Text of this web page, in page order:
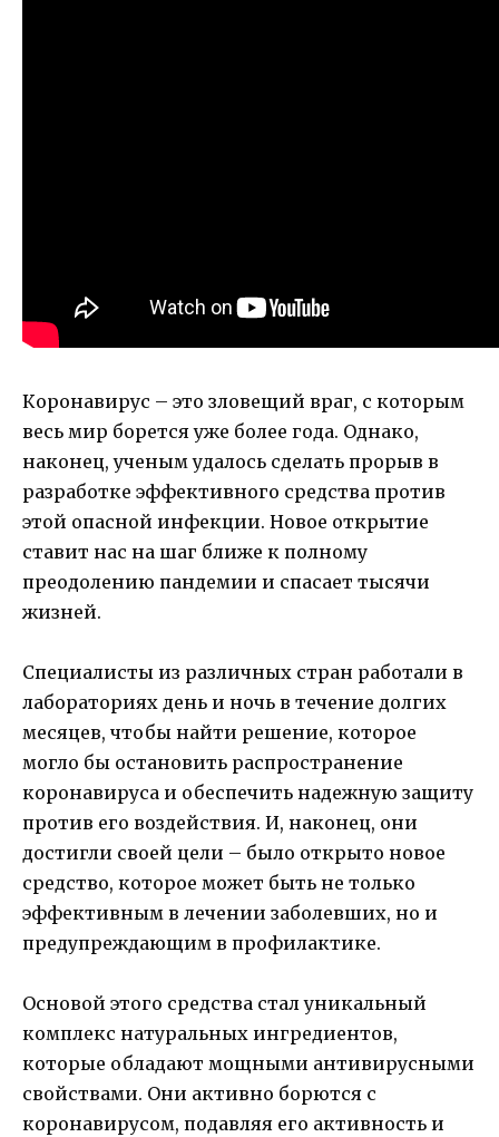
Коронавирус – это зловещий враг, с которым
весь мир борется уже более года. Однако,
наконец, ученым удалось сделать прорыв в
разработке эффективного средства против
этой опасной инфекции. Новое открытие
ставит нас на шаг ближе к полному
преодолению пандемии и спасает тысячи
жизней.
Специалисты из различных стран работали в
лабораториях день и ночь в течение долгих
месяцев, чтобы найти решение, которое
могло бы остановить распространение
коронавируса и обеспечить надежную защиту
против его воздействия. И, наконец, они
достигли своей цели – было открыто новое
средство, которое может быть не только
эффективным в лечении заболевших, но и
предупреждающим в профилактике.
Основой этого средства стал уникальный
комплекс натуральных ингредиентов,
которые обладают мощными антивирусными
свойствами. Они активно борются с
коронавирусом, подавляя его активность и